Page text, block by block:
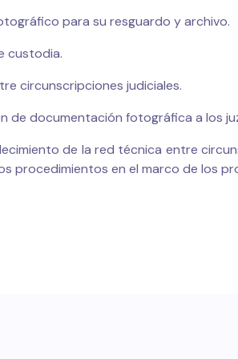
para su resguardo y archivo.
custodia.
circunscripciones judiciales.
de documentación fotográfica a los
de la red técnica entre
procedimientos en el marco de los